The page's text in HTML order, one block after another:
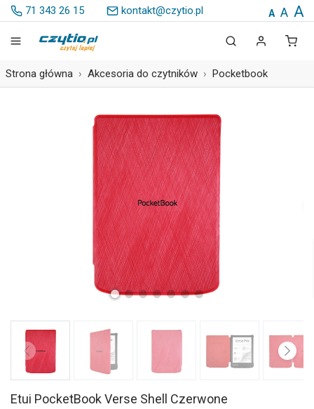
71 343 26 15 kontakt@czytio.pl A A A
Strona główna Akcesoria do czytników Pocketbook
Etui PocketBook Verse Shell Czerwone